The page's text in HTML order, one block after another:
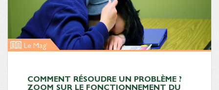
Le Mag'
COMMENT RÉSOUDRE UN PROBLÈME ?
ZOOM SUR LE FONCTIONNEMENT DU